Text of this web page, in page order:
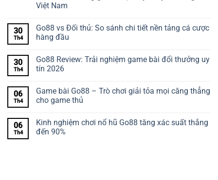
Việt Nam
30
Th4
Go88 vs Đối thủ: So sánh chi tiết nền tảng cá cược
hàng đầu
30
Th4
Go88 Review: Trải nghiệm game bài đổi thưởng uy
tín 2026
06
Th4
Game bài Go88 – Trò chơi giải tỏa mọi căng thẳng
cho game thủ
06
Th4
Kinh nghiệm chơi nổ hũ Go88 tăng xác suất thắng
đến 90%